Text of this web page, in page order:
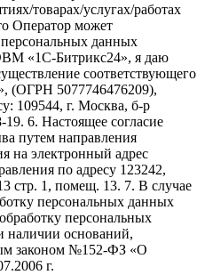
товарах/услугах/работах
Оператор может
данных
«1С-Битрикс24», я даю
соответствующего
(ОГРН 5077746476209),
109544, г. Москва, б-р
6. Настоящее согласие
путем направления
на электронный адрес
по адресу 123242,
стр. 1, помещ. 13. 7. В случае
персональных данных
персональных
наличии оснований,
законом №152-ФЗ «О
г.